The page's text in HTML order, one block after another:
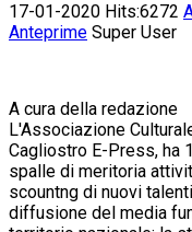
17-01-2020 Hits:6272
Anteprime Super User
A cura della redazione
L'Associazione
Cagliostro E-Press, ha
spalle di meritoria
scountng di nuovi
diffusione del media